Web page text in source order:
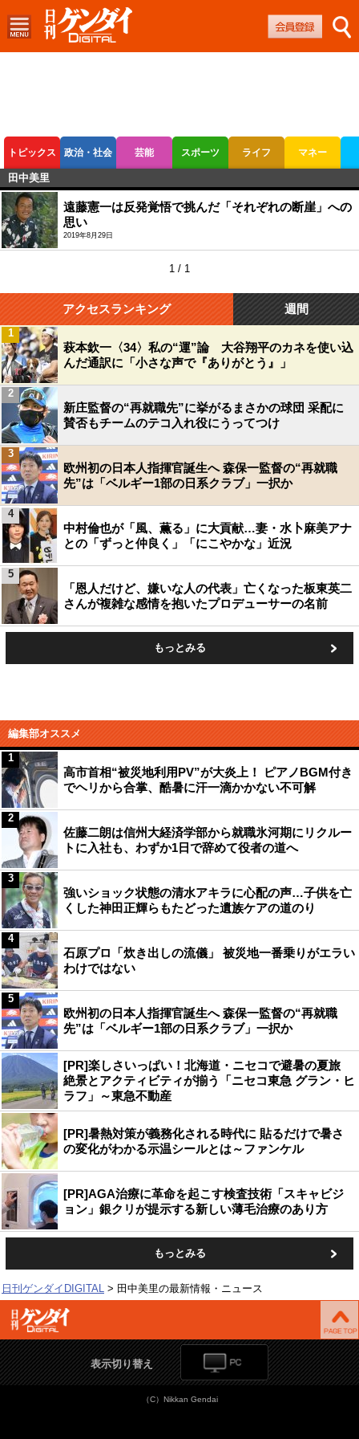
トピックス 政治・社会 芸能 スポーツ ライフ マネー
ボートレース
田中美里
遠藤憲一は反発覚悟で挑んだ「それぞれの断崖」への
思い
2019年8月29日
1 / 1
アクセスランキング 週間
萩本欽一〈34〉私の“運”論 大谷翔平のカネを使い込
んだ通訳に「小さな声で『ありがとう』」
1
新庄監督の“再就職先”に挙がるまさかの球団 采配に
賛否もチームのテコ入れ役にうってつけ
2
欧州初の日本人指揮官誕生へ 森保一監督の“再就職
先”は「ベルギー1部の日系クラブ」一択か
3
中村倫也が「風、薫る」に大貢献…妻・水卜麻美アナ
との「ずっと仲良く」「にこやかな」近況
4
「恩人だけど、嫌いな人の代表」亡くなった板東英二
さんが複雑な感情を抱いたプロデューサーの名前
5
もっとみる
編集部オススメ
高市首相“被災地利用PV”が大炎上！ ピアノBGM付き
でヘリから合掌、酷暑に汗一滴かかない不可解
1
佐藤二朗は信州大経済学部から就職氷河期にリクルー
トに入社も、わずか1日で辞めて役者の道へ
2
強いショック状態の清水アキラに心配の声…子供を亡
くした神田正輝らもたどった遺族ケアの道のり
3
石原プロ「炊き出しの流儀」 被災地一番乗りがエラい
わけではない
4
欧州初の日本人指揮官誕生へ 森保一監督の“再就職
先”は「ベルギー1部の日系クラブ」一択か
5
[PR]楽しさいっぱい！北海道・ニセコで避暑の夏旅
絶景とアクティビティが揃う「ニセコ東急 グラン・ヒ
ラフ」～東急不動産
[PR]暑熱対策が義務化される時代に 貼るだけで暑さ
の変化がわかる示温シールとは～ファンケル
[PR]AGA治療に革命を起こす検査技術「スキャビジ
ョン」銀クリが提示する新しい薄毛治療のあり方
もっとみる
日刊ゲンダイDIGITAL 田中美里の最新情報・ニュース
表示切り替え
（C）Nikkan Gendai